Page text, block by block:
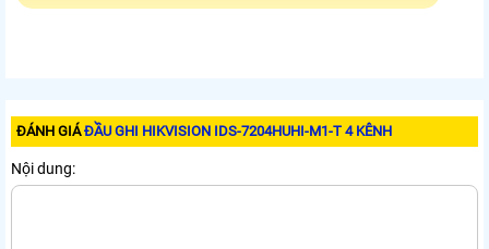
ĐÁNH GIÁĐẦU GHI HIKVISION IDS-7204HUHI-M1-T 4 KÊNH
Nội dung: